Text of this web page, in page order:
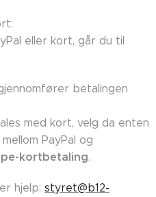
eller kort, går du til
betalingen
med kort, velg da enten
PayPal og
kortbetaling.
hjelp: styret@b12-